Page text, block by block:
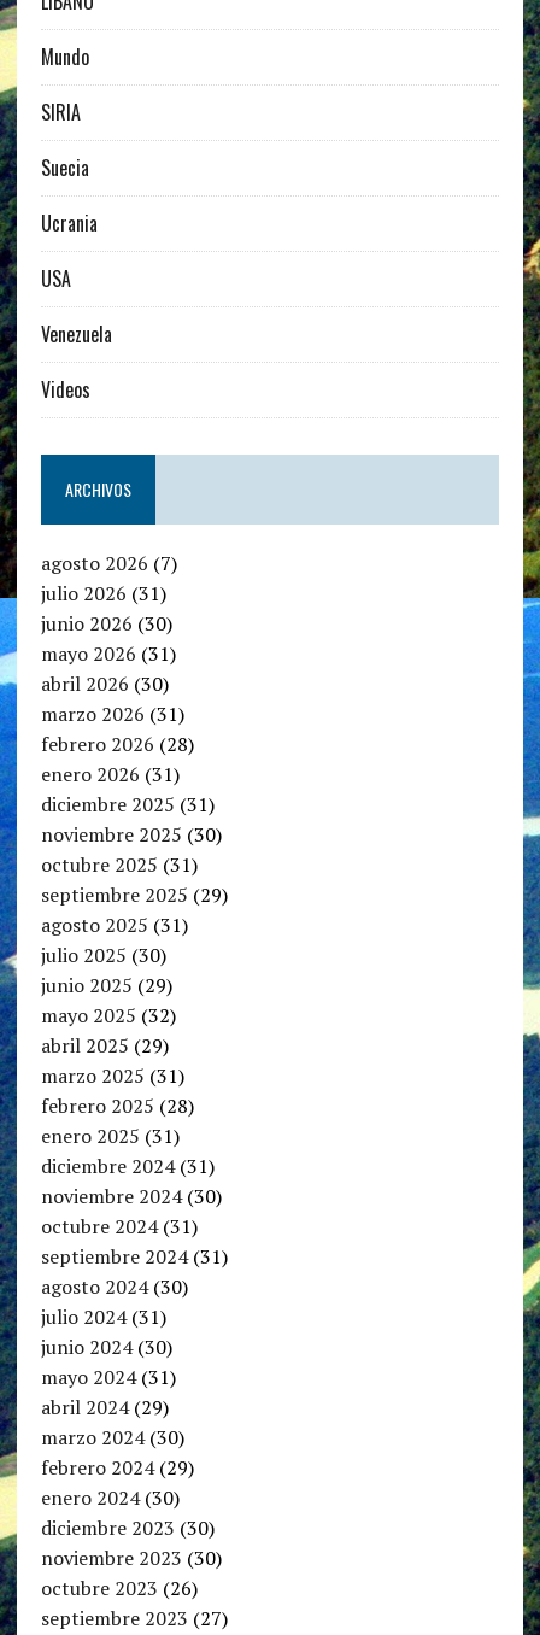
Mundo
SIRIA
Suecia
Ucrania
USA
Venezuela
Videos
ARCHIVOS
agosto 2026 (7)
julio 2026 (31)
junio 2026 (30)
mayo 2026 (31)
abril 2026 (30)
marzo 2026 (31)
febrero 2026 (28)
enero 2026 (31)
diciembre 2025 (31)
noviembre 2025 (30)
octubre 2025 (31)
septiembre 2025 (29)
agosto 2025 (31)
julio 2025 (30)
junio 2025 (29)
mayo 2025 (32)
abril 2025 (29)
marzo 2025 (31)
febrero 2025 (28)
enero 2025 (31)
diciembre 2024(31)
noviembre 2024(30)
octubre 2024(31)
septiembre 2024(31)
agosto 2024(30)
julio 2024(31)
junio 2024(30)
mayo 2024(31)
abril 2024(29)
marzo 2024(30)
febrero 2024(29)
enero 2024(30)
diciembre 2023 (30)
noviembre 2023 (30)
octubre 2023 (26)
septiembre 2023 (27)